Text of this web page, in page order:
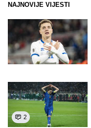
NAJNOVIJE VIJESTI
2